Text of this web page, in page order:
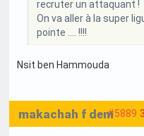
recruter un attaquant !
On va aller à la super
pointe .... !!!!
Nsit ben Hammouda
#5889
makachah f dem